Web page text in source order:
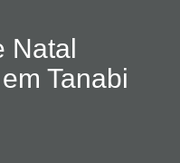
Natal
Tanabi